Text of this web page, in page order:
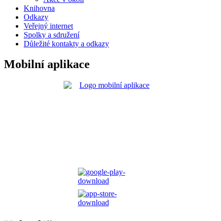
Knihovna
Odkazy
Veřejný internet
Spolky a sdružení
Důležité kontakty a odkazy
Mobilní aplikace